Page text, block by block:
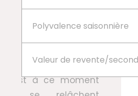
Polyvalence saisonnière
Valeur de revente/